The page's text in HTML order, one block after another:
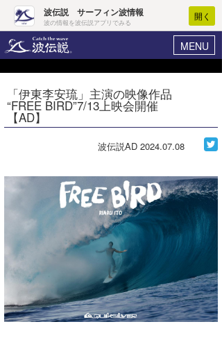
波伝説 サーフィン波情報
波の情報を波伝説アプリでみる
開く
MENU
ヘルプ マイホーム
ログイン
WAVE HUNTER波予想ツール
ニュース
サーフィンエリアガイド
会員メニュー
「伊東李安琉」主演の映像作品
“FREE BIRD”7/13上映会開催
【AD】
波伝説AD 2024.07.08
Core Surf Japan
コンテスト
ファッション/グッズ
アート＆エンタメ
ショップ情報
湘南
ウラナミ
お知らせ